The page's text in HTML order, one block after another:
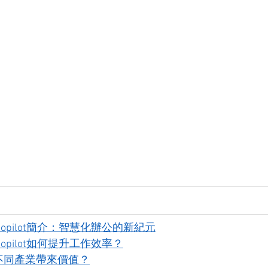
簡介：智慧化辦公的新紀元
如何提升工作效率？
同產業帶來價值？